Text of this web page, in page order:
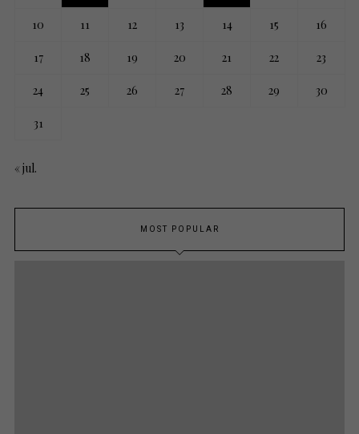
10 11 12 13 14 15 16
17 18 19 20 21 22 23
24 25 26 27 28 29 30
31
« jul.
MOST POPULAR